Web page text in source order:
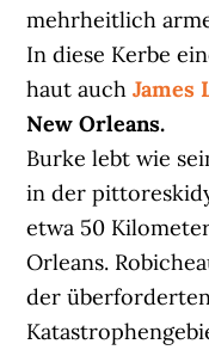
mehrheitlich
In diese Kerbe
haut auchJames
New Orleans.
Burke lebt wie
in der
etwa 50
Orleans.
der